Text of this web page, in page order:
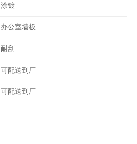
涂镀
办公室墙板
耐刮
可配送到厂
可配送到厂